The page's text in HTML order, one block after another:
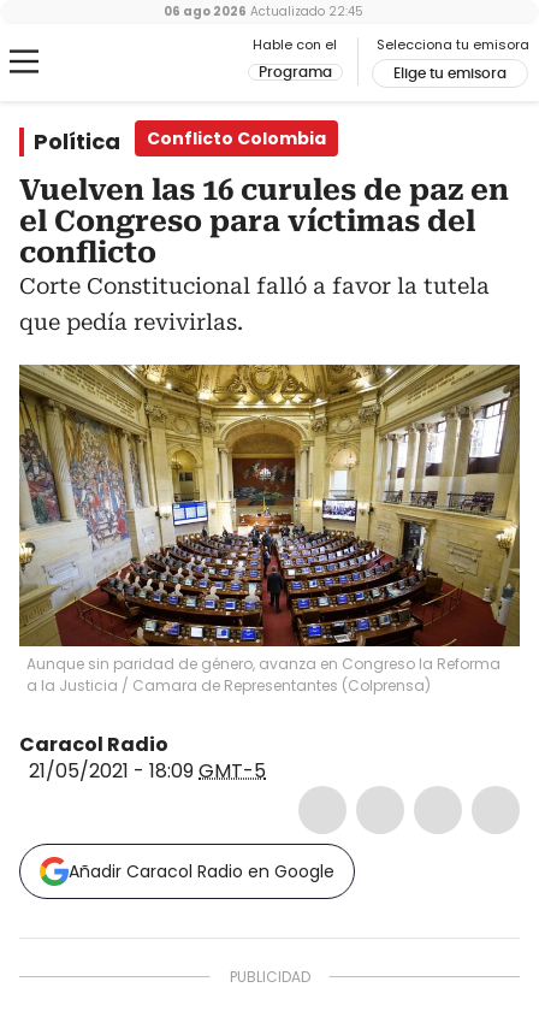
Hable con el
Programa
Selecciona tu emisora
Elige tu emisora
06 ago 2026 Actualizado 22:45
Política Conflicto Colombia
Vuelven las 16 curules de paz en
el Congreso para víctimas del
conflicto
Corte Constitucional falló a favor la tutela
que pedía revivirlas.
Aunque sin paridad de género, avanza en Congreso la Reforma
a la Justicia / Camara de Representantes (Colprensa)
Caracol Radio
21/05/2021 - 18:09GMT-5
Añadir Caracol Radio en Google